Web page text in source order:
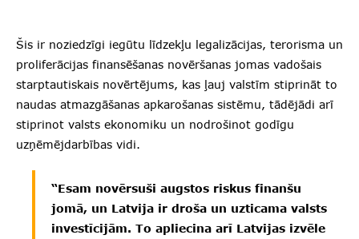
Šis ir noziedzīgi iegūtu līdzekļu legalizācijas, terorisma un
proliferācijas finansēšanas novēršanas jomas vadošais
starptautiskais novērtējums, kas ļauj valstīm stiprināt to
naudas atmazgāšanas apkarošanas sistēmu, tādējādi arī
stiprinot valsts ekonomiku un nodrošinot godīgu
uzņēmējdarbības vidi.
“Esam novērsuši augstos riskus finanšu
jomā, un Latvija ir droša un uzticama valsts
investīcijām. To apliecina arī Latvijas izvēle